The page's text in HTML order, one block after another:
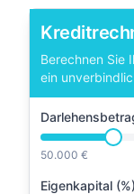
Berechnen Sie
ein
50.000 €
Eigenkapital (%)